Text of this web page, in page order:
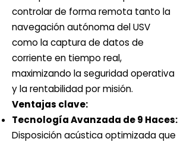
controlar de forma remota tanto la
navegación autónoma del USV
como la captura de datos de
corriente en tiempo real,
maximizando la seguridad operativa
y la rentabilidad por misión.
Ventajas clave:
Tecnología Avanzada de 9 Haces:
Disposición acústica optimizada que